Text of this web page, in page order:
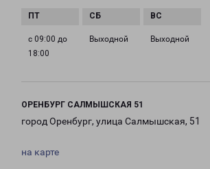
с 09:00 до
18:00
Выходной Выходной
ОРЕНБУРГ САЛМЫШСКАЯ 51
город Оренбург, улица Салмышская, 51
на карте